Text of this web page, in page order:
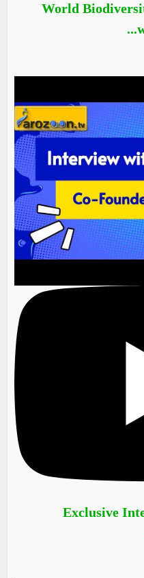
World
Exclusive